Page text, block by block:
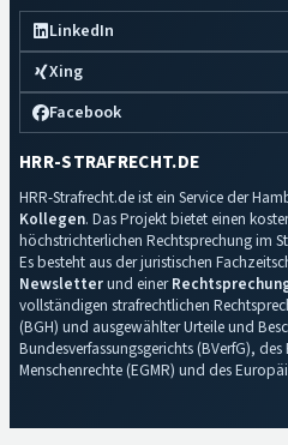
LinkedIn
Xing
Facebook
HRR-STRAFRECHT.DE
HRR-Strafrecht.de ist ein Service der
Kollegen. Das Projekt bietet einen
höchstrichterlichen Rechtsprechung im
Es besteht aus der juristischen
Newsletterund einer
vollständigen strafrechtlichen
(BGH) und ausgewählter Urteile und
Bundesverfassungsgerichts (BVerfG),
Menschenrechte (EGMR) und des